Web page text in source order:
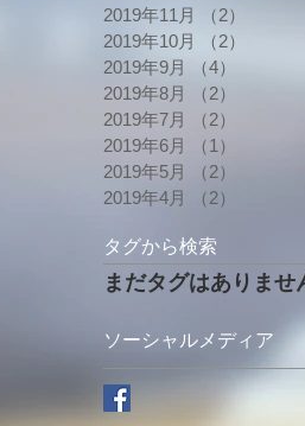
2019年11月
（2）
2019年10月
（2）
2019年9月
（4）
2019年8月
（2）
2019年7月
（2）
2019年6月
（1）
2019年5月
（2）
2019年4月
（2）
タグから検索
まだタグはありませ
ソーシャルメディア